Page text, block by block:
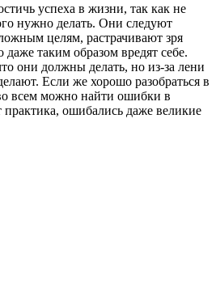
успеха в жизни, так как не
нужно делать. Они следуют
целям, растрачивают зря
даже таким образом вредят себе.
они должны делать, но из-за лени
Если же хорошо разобраться в
всем можно найти ошибки в
практика, ошибались даже великие